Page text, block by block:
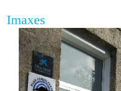
Imaxes